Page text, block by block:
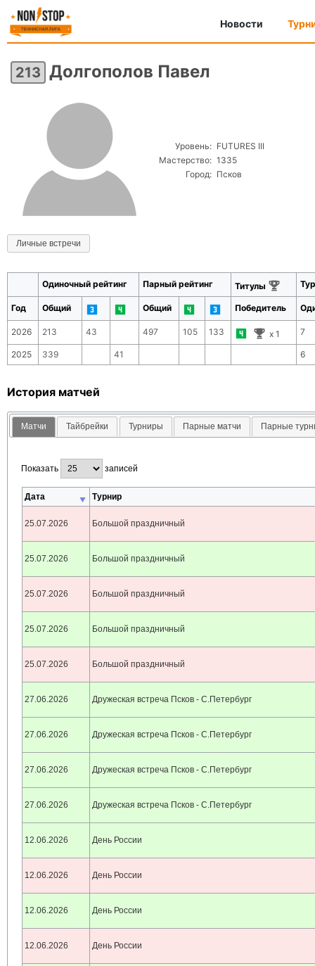
Новости
213 Долгополов Павел
Уровень: FUTURES III
Мастерство: 1335
Город: Псков
Личные встречи
Одиночный рейтинг Парный рейтинг Титулы
Год Общий Общий Победитель
2026 213 43 497 105 133 x 1 7
2025 339 41 6
История матчей
Матчи Тайбрейки Турниры Парные матчи Парные
Показать записей
Дата Турнир
25.07.2026 Большой праздничный
25.07.2026 Большой праздничный
25.07.2026 Большой праздничный
25.07.2026 Большой праздничный
25.07.2026 Большой праздничный
27.06.2026 Дружеская встреча Псков - С.Петербург
27.06.2026 Дружеская встреча Псков - С.Петербург
27.06.2026 Дружеская встреча Псков - С.Петербург
27.06.2026 Дружеская встреча Псков - С.Петербург
12.06.2026 День России
12.06.2026 День России
12.06.2026 День России
12.06.2026 День России